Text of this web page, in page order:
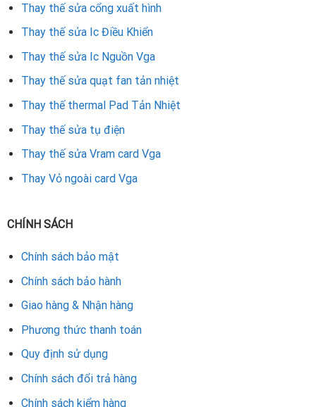
Thay thế sửa cổng xuất hình
Thay thế sửa Ic Điều Khiển
Thay thế sửa Ic Nguồn Vga
Thay thế sửa quạt fan tản nhiệt
Thay thế thermal Pad Tản Nhiệt
Thay thế sửa tụ điện
Thay thế sửa Vram card Vga
Thay Vỏ ngoài card Vga
CHÍNH SÁCH
Chính sách bảo mật
Chính sách bảo hành
Giao hàng & Nhận hàng
Phương thức thanh toán
Quy định sử dụng
Chính sách đổi trả hàng
Chính sách kiểm hàng